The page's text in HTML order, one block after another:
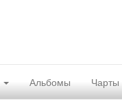
Альбомы Чарты